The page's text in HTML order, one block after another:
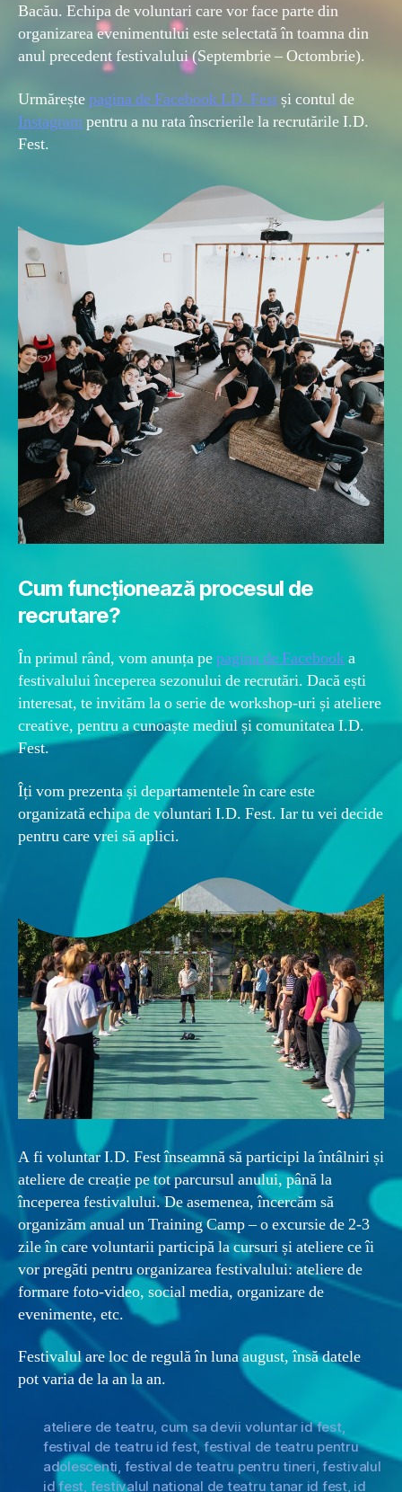
Bacău. Echipa de voluntari care vor face parte din
organizarea evenimentului este selectată în toamna din
anul precedent festivalului (Septembrie – Octombrie).
Urmăreștepagina de Facebook I.D. Festși contul de
Instagrampentru a nu rata înscrierile la recrutările I.D.
Fest.
Cum funcționează procesul de
recrutare?
În primul rând, vom anunța pepagina de Facebooka
festivalului începerea sezonului de recrutări. Dacă ești
interesat, te invităm la o serie de workshop-uri și ateliere
creative, pentru a cunoaște mediul și comunitatea I.D.
Fest.
Îți vom prezenta și departamentele în care este
organizată echipa de voluntari I.D. Fest. Iar tu vei decide
pentru care vrei să aplici.
A fi voluntar I.D. Fest înseamnă să participi la întâlniri și
ateliere de creație pe tot parcursul anului, până la
începerea festivalului. De asemenea, încercăm să
organizăm anual un Training Camp – o excursie de 2-3
zile în care voluntarii participă la cursuri și ateliere ce îi
vor pregăti pentru organizarea festivalului: ateliere de
formare foto-video, social media, organizare de
evenimente, etc.
Festivalul are loc de regulă în luna august, însă datele
pot varia de la an la an.
ateliere de teatru, cum sa devii voluntar id fest,
festival de teatru id fest, festival de teatru pentru
adolescenti, festival de teatru pentru tineri,festivalul
id fest, festivalul national de teatru tanar id fest, id